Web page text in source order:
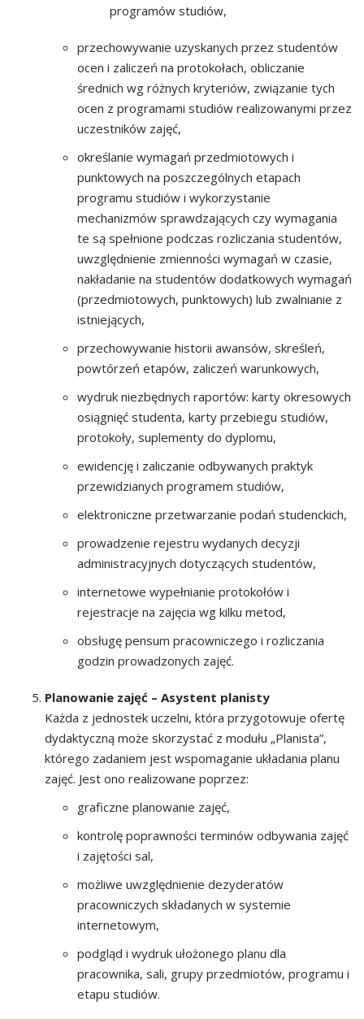
programów studiów,
przechowywanie uzyskanych przez studentów
ocen i zaliczeń na protokołach, obliczanie
średnich wg różnych kryteriów, związanie tych
ocen z programami studiów realizowanymi przez
uczestników zajęć,
określanie wymagań przedmiotowych i
punktowych na poszczególnych etapach
programu studiów i wykorzystanie
mechanizmów sprawdzających czy wymagania
te są spełnione podczas rozliczania studentów,
uwzględnienie zmienności wymagań w czasie,
nakładanie na studentów dodatkowych wymagań
(przedmiotowych, punktowych) lub zwalnianie z
istniejących,
przechowywanie historii awansów, skreśleń,
powtórzeń etapów, zaliczeń warunkowych,
wydruk niezbędnych raportów: karty okresowych
osiągnięć studenta, karty przebiegu studiów,
protokoły, suplementy do dyplomu,
ewidencję i zaliczanie odbywanych praktyk
przewidzianych programem studiów,
elektroniczne przetwarzanie podań studenckich,
prowadzenie rejestru wydanych decyzji
administracyjnych dotyczących studentów,
internetowe wypełnianie protokołów i
rejestracje na zajęcia wg kilku metod,
obsługę pensum pracowniczego i rozliczania
godzin prowadzonych zajęć.
Planowanie zajęć – Asystent planisty
Każda z jednostek uczelni, która przygotowuje ofertę
dydaktyczną może skorzystać z modułu „Planista”,
którego zadaniem jest wspomaganie układania planu
zajęć. Jest ono realizowane poprzez:
graficzne planowanie zajęć,
kontrolę poprawności terminów odbywania zajęć
i zajętości sal,
możliwe uwzględnienie dezyderatów
pracowniczych składanych w systemie
internetowym,
podgląd i wydruk ułożonego planu dla
pracownika, sali, grupy przedmiotów, programu i
etapu studiów.